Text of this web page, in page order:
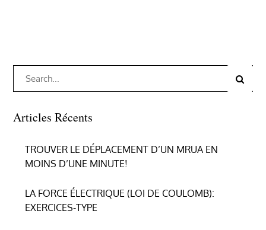
for:
Search
Articles Récents
TROUVER LE DÉPLACEMENT D’UN MRUA EN
MOINS D’UNE MINUTE!
LA FORCE ÉLECTRIQUE (LOI DE COULOMB):
EXERCICES-TYPE